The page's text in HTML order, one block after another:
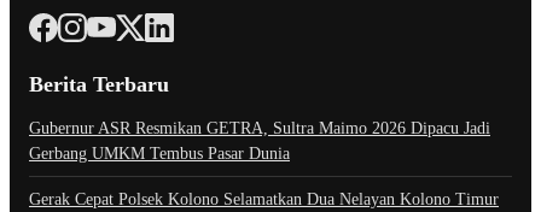
Berita Terbaru
Gubernur ASR Resmikan GETRA, Sultra Maimo 2026 Dipacu Jadi
Gerbang UMKM Tembus Pasar Dunia
Gerak Cepat Polsek Kolono Selamatkan Dua Nelayan Kolono Timur